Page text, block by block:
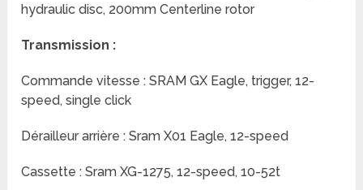
hydraulic disc, 200mm Centerline rotor
Transmission :
Commande vitesse : SRAM GX Eagle, trigger, 12-
speed, single click
Dérailleur arrière : Sram X01 Eagle, 12-speed
Cassette : Sram XG-1275, 12-speed, 10-52t